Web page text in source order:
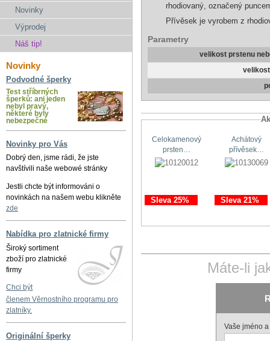
Novinky
Výprodej
Náš tip!
Novinky
Podvodné šperky
Test stříbrných
šperků: ani jeden
nebyl pravý,
některé byly
nebezpečné
Novinky pro Vás
Dobrý den, jsme rádi, že jste
navštívili naše webowé stránky
Jestli chcte být informováni o
novinkách na našem webu klikněte
zde
Nabídka pro zlatnické firmy
Široký sortiment
zboží pro zlatnické
firmy
Chci být
členem Věrnostního programu pro
zlatníky.
Originální šperky
rhodiovaný, označený
Přívěsek je vyrobem z
Parametry
velikost prstenu
Celokamenový
prsten…
Sleva 25%
Achátový
přívěsek…
Sleva 21%
Máte-li
Vaše jméno